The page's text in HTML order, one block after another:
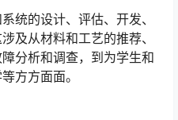
统的设计、评估、开发、
及从材料和工艺的推荐、
分析和调查，到为学生和
方方面面。